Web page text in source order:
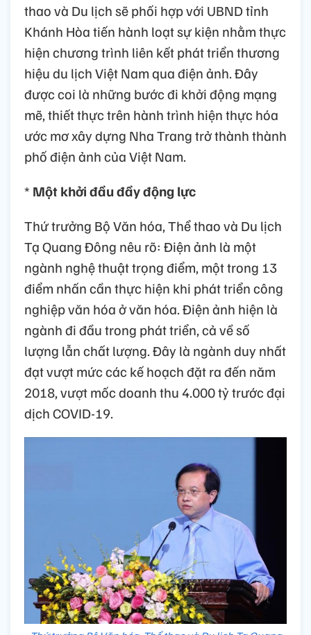
thao và Du lịch sẽ phối hợp với UBND tỉnh
Khánh Hòa tiến hành loạt sự kiện nhằm thực
hiện chương trình liên kết phát triển thương
hiệu du lịch Việt Nam qua điện ảnh. Đây
được coi là những bước đi khởi động mạng
mẽ, thiết thực trên hành trình hiện thực hóa
ước mơ xây dựng Nha Trang trở thành thành
phố điện ảnh của Việt Nam.
* Một khởi đầu đầy động lực
Thứ trưởng Bộ Văn hóa, Thể thao và Du lịch
Tạ Quang Đông nêu rõ: Điện ảnh là một
ngành nghệ thuật trọng điểm, một trong 13
điểm nhấn cần thực hiện khi phát triển công
nghiệp văn hóa ở văn hóa. Điện ảnh hiện là
ngành đi đầu trong phát triển, cả về số
lượng lẫn chất lượng. Đây là ngành duy nhất
đạt vượt mức các kế hoạch đặt ra đến năm
2018, vượt mốc doanh thu 4.000 tỷ trước đại
dịch COVID-19.